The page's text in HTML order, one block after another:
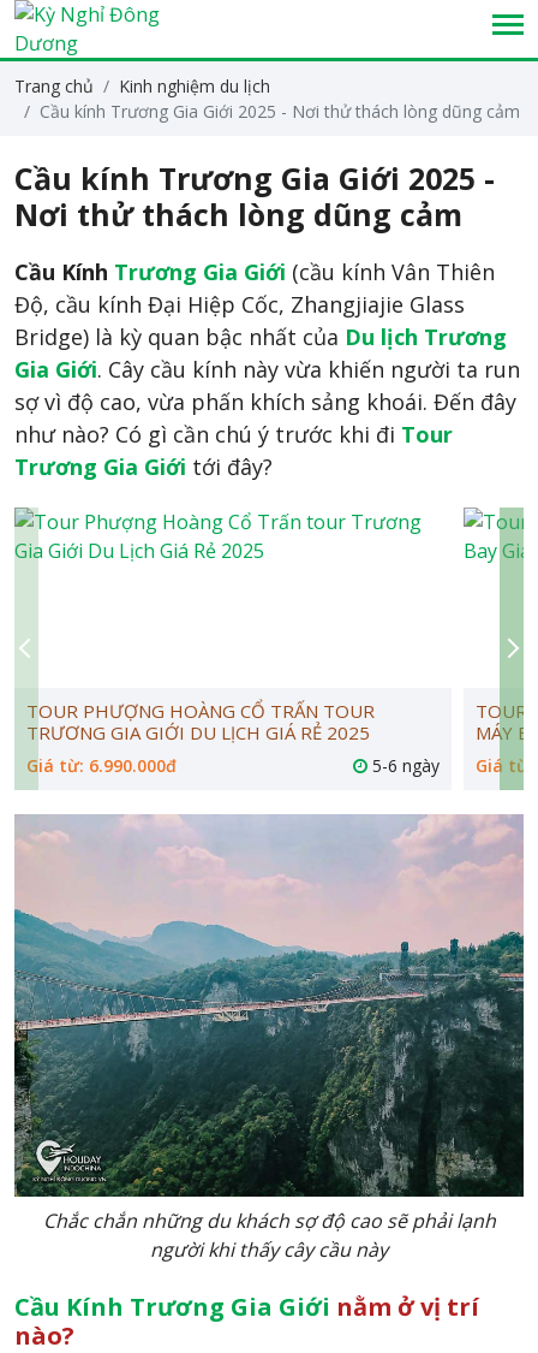
Trang chủ
Kinh nghiệm du lịch
Cầu kính Trương Gia Giới 2025 - Nơi thử thách lòng dũng cảm
Cầu kính Trương Gia Giới 2025 -
Nơi thử thách lòng dũng cảm
Cầu Kính Trương Gia Giới (cầu kính Vân Thiên
Độ, cầu kính Đại Hiệp Cốc, Zhangjiajie Glass
Bridge) là kỳ quan bậc nhất của Du lịch Trương
Gia Giới. Cây cầu kính này vừa khiến người ta run
sợ vì độ cao, vừa phấn khích sảng khoái. Đến đây
như nào? Có gì cần chú ý trước khi đi Tour
Trương Gia Giới tới đây?
TOUR PHƯỢNG HOÀNG CỔ TRẤN TOUR
TRƯƠNG GIA GIỚI DU LỊCH GIÁ RẺ 2025
Giá từ: 6.990.000đ 5-6 ngày
TOUR
MÁY
Giá từ:
Chắc chắn những du khách sợ độ cao sẽ phải lạnh
người khi thấy cây cầu này
Cầu Kính Trương Gia Giới nằm ở vị trí
nào?